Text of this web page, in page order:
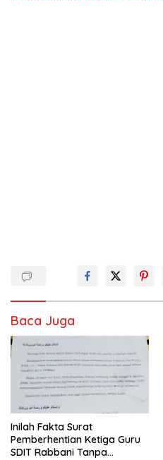
Baca Juga
Inilah Fakta Surat
Pemberhentian Ketiga Guru
SDIT Rabbani Tanpa